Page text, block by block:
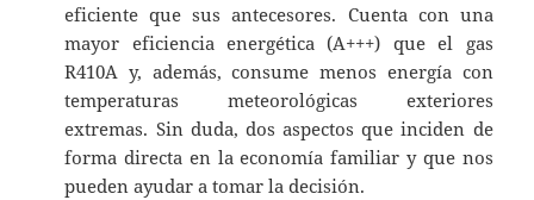
eficiente que sus antecesores. Cuenta con una
mayor eficiencia energética (A+++) que el gas
R410A y, además, consume menos energía con
temperaturas meteorológicas exteriores
extremas. Sin duda, dos aspectos que inciden de
forma directa en la economía familiar y que nos
pueden ayudar a tomar la decisión.